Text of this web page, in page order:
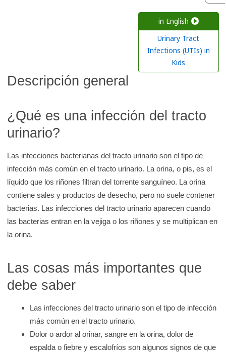
l
a
b
i
o
t
e
c
a
d
K
d
in English
Urinary Tract
Infections (UTIs) in
Kids
Descripción general
¿Qué es una infección del tracto
urinario?
Las infecciones bacterianas del tracto urinario son el tipo de
infección más común en el tracto urinario. La orina, o pis, es el
líquido que los riñones filtran del torrente sanguíneo. La orina
contiene sales y productos de desecho, pero no suele contener
bacterias. Las infecciones del tracto urinario aparecen cuando
las bacterias entran en la vejiga o los riñones y se multiplican en
la orina.
Las cosas más importantes que
debe saber
Las infecciones del tracto urinario son el tipo de infección
más común en el tracto urinario.
Dolor o ardor al orinar, sangre en la orina, dolor de
espalda o fiebre y escalofríos son algunos signos de que